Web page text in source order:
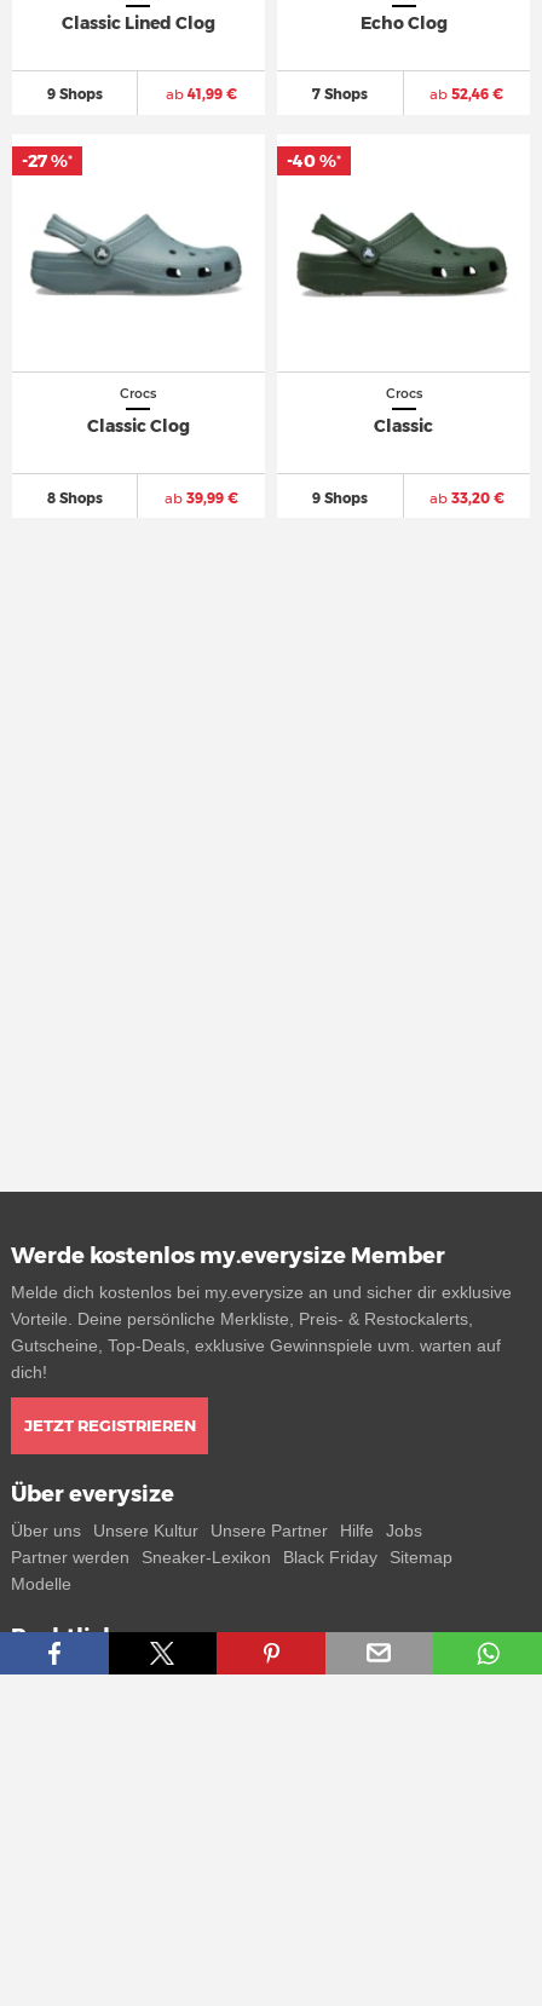
Classic Lined Clog
9 Shops ab41,99 €
Echo Clog
7 Shops ab 52,46 €
Crocs
Classic Clog
8 Shops ab39,99 €
-27 %*
-27 %*
Crocs
Classic
9 Shops ab33,20 €
-40 %*
-40 %*
Werde kostenlos my.everysize Member
Melde dich kostenlos bei my.everysize an und sicher dir exklusive
Vorteile. Deine persönliche Merkliste, Preis- & Restockalerts,
Gutscheine, Top-Deals, exklusive Gewinnspiele uvm. warten auf
dich!
JETZT REGISTRIEREN
Über everysize
Über uns Unsere Kultur Unsere Partner Hilfe
Jobs
Partner werden
Sneaker-Lexikon Black Friday
Sitemap
Modelle
Rechtliches
AGB Datenschutz Impressum Kontakt